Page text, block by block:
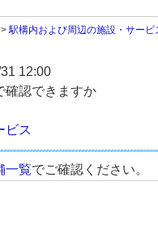
>駅構内および周辺の施設・サービ
12:00
確認できますか
ビス
一覧でご確認ください。